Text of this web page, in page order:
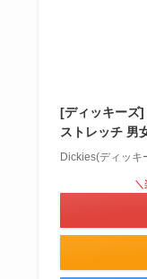
[ディッキーズ]
ストレッチ 男
Dickies(ディッキ
＼